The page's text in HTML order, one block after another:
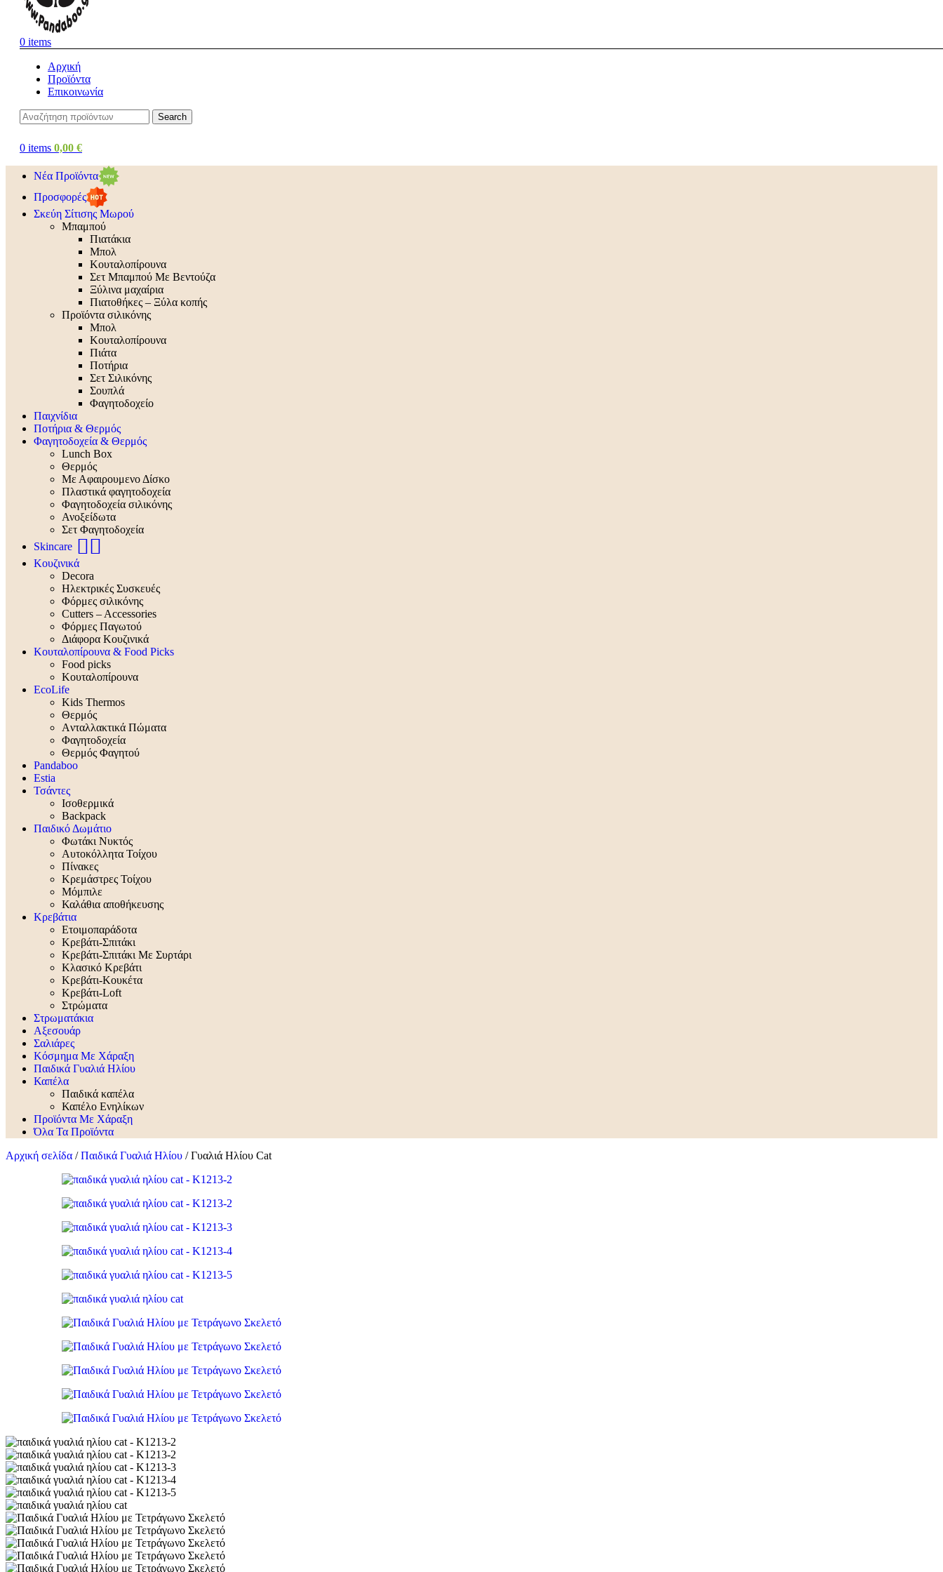
0 items
Αρχική
Προϊόντα
Επικοινωνία
Search
0 items 0,00 €
Νέα Προϊόντα
Προσφορές
Σκεύη Σίτισης Μωρού
Μπαμπού
Πιατάκια
Μπολ
Κουταλοπίρουνα
Σετ Μπαμπού Με Βεντούζα
Ξύλινα μαχαίρια
Πιατοθήκες – Ξύλα κοπής
Προϊόντα σιλικόνης
Μπολ
Κουταλοπίρουνα
Πιάτα
Ποτήρια
Σετ Σιλικόνης
Σουπλά
Φαγητοδοχείο
Παιχνίδια
Ποτήρια & Θερμός
Φαγητοδοχεία & Θερμός
Lunch Box
Θερμός
Με Αφαιρουμενο Δίσκο
Πλαστικά φαγητοδοχεία
Φαγητοδοχεία σιλικόνης
Ανοξείδωτα
Σετ Φαγητοδοχεία
Skincare 🧖‍♀️
Κουζινικά
Decora
Ηλεκτρικές Συσκευές
Φόρμες σιλικόνης
Cutters – Accessories
Φόρμες Παγωτού
Διάφορα Κουζινικά
Κουταλοπίρουνα & Food Picks
Food picks
Κουταλοπίρουνα
EcoLife
Kids Thermos
Θερμός
Aνταλλακτικά Πώματα
Φαγητοδοχεία
Θερμός Φαγητού
Pandaboo
Estia
Τσάντες
Ισοθερμικά
Backpack
Παιδικό Δωμάτιο
Φωτάκι Νυκτός
Αυτοκόλλητα Τοίχου
Πίνακες
Κρεμάστρες Τοίχου
Μόμπιλε
Καλάθια αποθήκευσης
Κρεβάτια
Ετοιμοπαράδοτα
Κρεβάτι-Σπιτάκι
Κρεβάτι-Σπιτάκι Με Συρτάρι
Κλασικό Κρεβάτι
Κρεβάτι-Κουκέτα
Κρεβάτι-Loft
Στρώματα
Στρωματάκια
Αξεσουάρ
Σαλιάρες
Κόσμημα Με Χάραξη
Παιδικά Γυαλιά Ηλίου
Καπέλα
Παιδικά καπέλα
Καπέλο Ενηλίκων
Προϊόντα Με Χάραξη
Όλα Τα Προϊόντα
Αρχική σελίδα / Παιδικά Γυαλιά Ηλίου / Γυαλιά Ηλίου Cat